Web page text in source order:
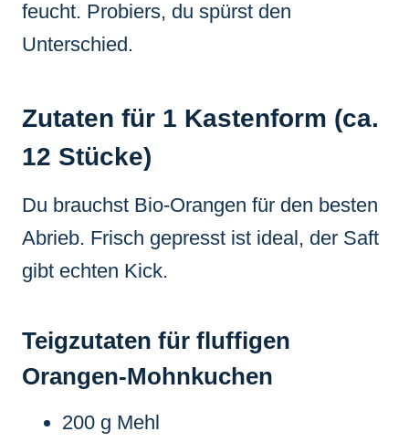
feucht. Probiers, du spürst den
Unterschied.
Zutaten für 1 Kastenform (ca.
12 Stücke)
Du brauchst Bio-Orangen für den besten
Abrieb. Frisch gepresst ist ideal, der Saft
gibt echten Kick.
Teigzutaten für fluffigen
Orangen-Mohnkuchen
200 g Mehl